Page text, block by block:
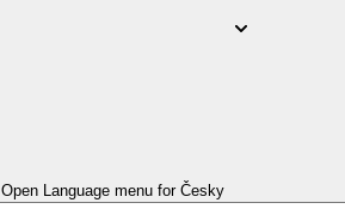
Open Language menu for Česky